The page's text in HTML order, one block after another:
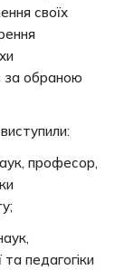
своїх
за обраною
професор,
педагогіки